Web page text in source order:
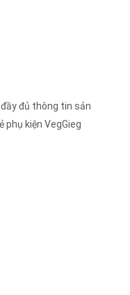
đủ thông tin sản
phụ kiện VegGieg